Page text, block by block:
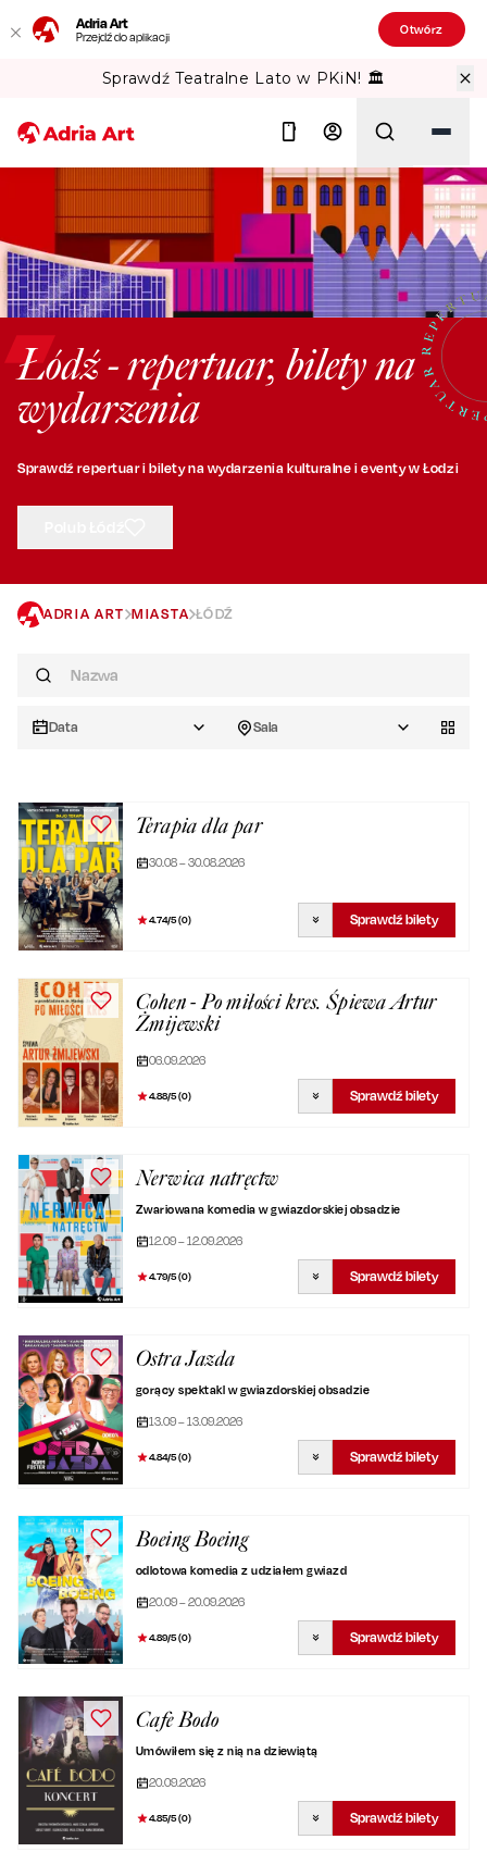
Adria Art
Przejdź do aplikacji Otwórz
Sprawdź Teatralne Lato w PKiN! 🏛️
Szukaj
Łódź - repertuar, bilety na
wydarzenia
Sprawdź repertuar i bilety na wydarzenia kulturalne i eventy w Łodzi
ADRIA ART MIASTA ŁÓDŹ
Data Sala
Terapia dla par
30.08 – 30.08.2026
4.74/5 (0) Sprawdź bilety
Cohen - Po miłości kres. Śpiewa Artur
Żmijewski
06.09.2026
4.88/5 (0) Sprawdź bilety
Nerwica natręctw
Zwariowana komedia w gwiazdorskiej obsadzie
12.09 – 12.09.2026
4.79/5 (0) Sprawdź bilety
Ostra Jazda
gorący spektakl w gwiazdorskiej obsadzie
13.09 – 13.09.2026
4.84/5 (0) Sprawdź bilety
Boeing Boeing
odlotowa komedia z udziałem gwiazd
20.09 – 20.09.2026
4.89/5 (0) Sprawdź bilety
Cafe Bodo
Umówiłem się z nią na dziewiątą
20.09.2026
4.85/5 (0) Sprawdź bilety